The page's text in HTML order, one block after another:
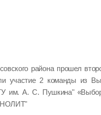
района прошел
участие 2 команды из
им. А. С. Пушкина"